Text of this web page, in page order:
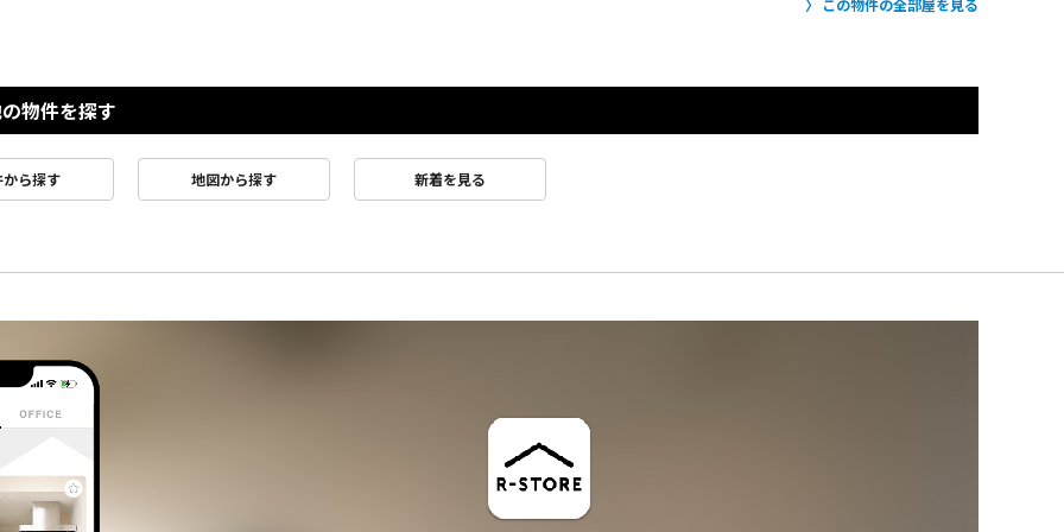
この物件の全部屋を見る
物件を探す
から探す 地図から探す 新着を見る